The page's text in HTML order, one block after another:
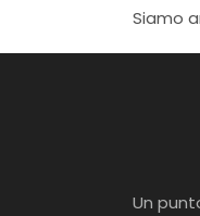
Siamo
Un